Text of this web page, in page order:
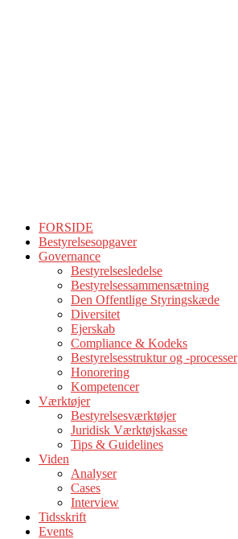
FORSIDE
Bestyrelsesopgaver
Governance
Bestyrelsesledelse
Bestyrelsessammensætning
Den Offentlige Styringskæde
Diversitet
Ejerskab
Compliance & Kodeks
Bestyrelsesstruktur og -processer
Honorering
Kompetencer
Værktøjer
Bestyrelsesværktøjer
Juridisk Værktøjskasse
Tips & Guidelines
Viden
Analyser
Cases
Interview
Tidsskrift
Events